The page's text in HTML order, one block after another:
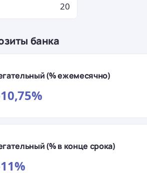
20
банка
(% ежемесячно)
(% в конце срока)